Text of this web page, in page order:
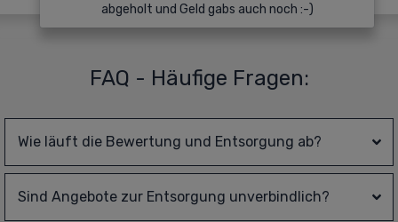
abgeholt und Geld gabs auch noch :-)
FAQ - Häufige Fragen:
Wie läuft die Bewertung und Entsorgung ab?
Sind Angebote zur Entsorgung unverbindlich?